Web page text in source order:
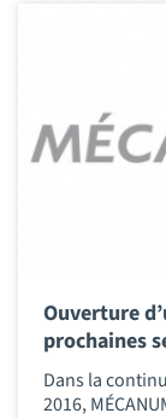
Ouverture
prochaines
Dans la
2016,